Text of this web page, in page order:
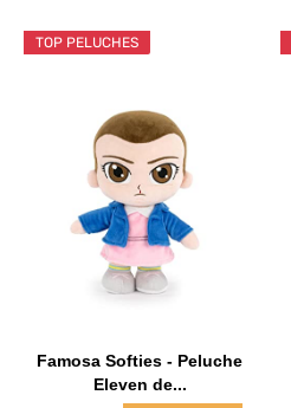
TOP PELUCHES
Famosa Softies - Peluche
Eleven de...